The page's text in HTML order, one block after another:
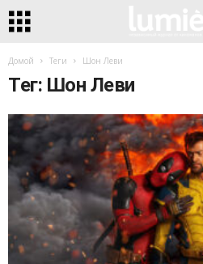
Домой Теги Шон Леви
Тег: Шон Леви